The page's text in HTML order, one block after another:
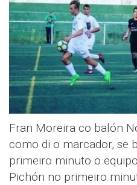
Fran Moreira co balón
como di o marcador, se
primeiro minuto o
Pichón no primeiro